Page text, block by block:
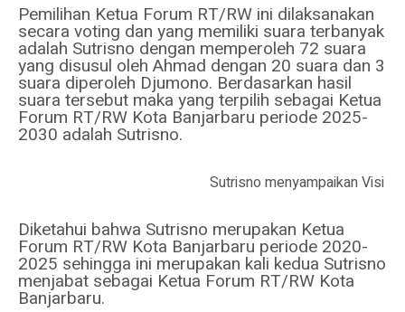
Pemilihan Ketua Forum RT/RW ini dilaksanakan
secara voting dan yang memiliki suara terbanyak
adalah Sutrisno dengan memperoleh 72 suara
yang disusul oleh Ahmad dengan 20 suara dan 3
suara diperoleh Djumono. Berdasarkan hasil
suara tersebut maka yang terpilih sebagai Ketua
Forum RT/RW Kota Banjarbaru periode 2025-
2030 adalah Sutrisno.
Sutrisno menyampaikan Visi
Diketahui bahwa Sutrisno merupakan Ketua
Forum RT/RW Kota Banjarbaru periode 2020-
2025 sehingga ini merupakan kali kedua Sutrisno
menjabat sebagai Ketua Forum RT/RW Kota
Banjarbaru.